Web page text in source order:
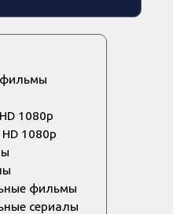
1080p
1080p
фильмы
сериалы